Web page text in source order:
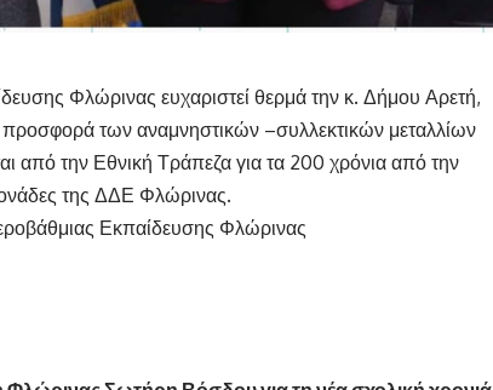
Φλώρινας ευχαριστεί θερμά την κ. Δήμου Αρετή,
προσφορά των αναμνηστικών –συλλεκτικών μεταλλίων
από την Εθνική Τράπεζα για τα 200 χρόνια από την
της ΔΔΕ Φλώρινας.
Εκπαίδευσης Φλώρινας